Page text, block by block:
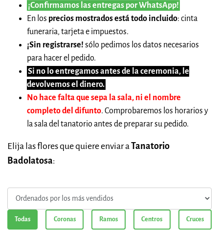
¡Confirmamos las entregas por WhatsApp!
En los precios mostrados está todo incluido: cinta
funeraria, tarjeta e impuestos.
¡Sin registrarse! sólo pedimos los datos necesarios
para hacer el pedido.
Si no lo entregamos antes de la ceremonia, le
devolvemos el dinero.
No hace falta que sepa la sala, ni el nombre
completo del difunto. Comprobaremos los horarios y
la sala del tanatorio antes de preparar su pedido.
Elija las flores que quiere enviar aTanatorio
Badolatosa:
Todas Coronas Ramos Centros Cruces